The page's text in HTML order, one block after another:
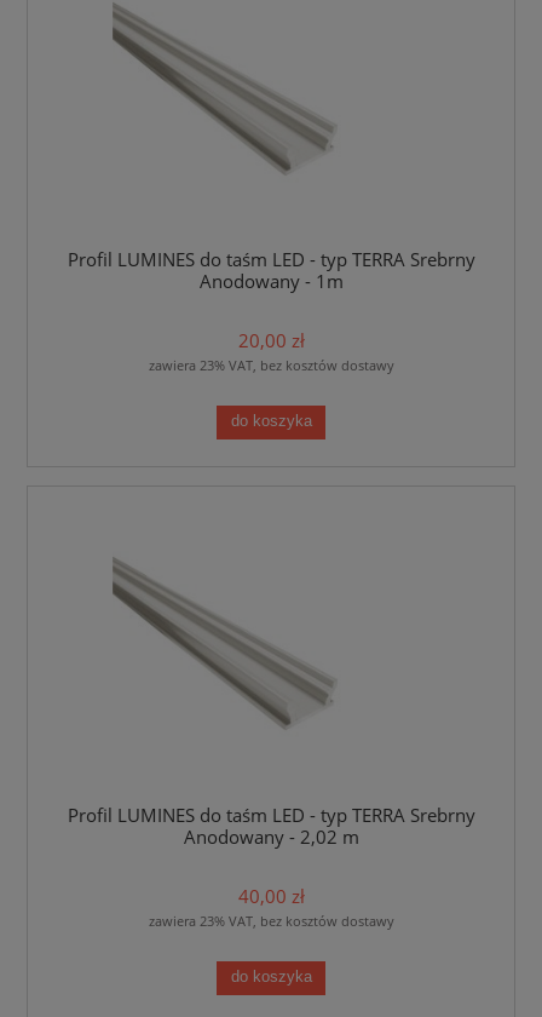
Profil LUMINES do taśm LED - typ TERRA Srebrny
Anodowany - 1m
20,00 zł
zawiera 23% VAT, bez kosztów dostawy
do koszyka
Profil LUMINES do taśm LED - typ TERRA Srebrny
Anodowany - 2,02 m
40,00 zł
zawiera 23% VAT, bez kosztów dostawy
do koszyka